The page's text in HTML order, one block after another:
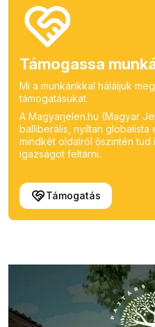
Támogassa
Mi a munkánkkal háláljuk
támogatásukat.
A Magyarjelen.hu (Magyar
balliberális, nyíltan
mindkét oldalról őszintén tud
igazságot feltárni.
Támogatás